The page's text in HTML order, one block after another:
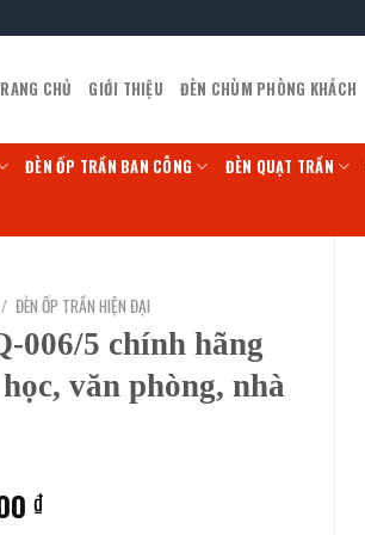
CHỦ GIỚI THIỆU ĐÈN CHÙM PHÒNG KHÁCH
ĐÈN ỐP TRẦN BAN CÔNG ĐÈN QUẠT TRẦN
/ ĐÈN ỐP TRẦN HIỆN ĐẠI
006/5 chính hãng
văn phòng, nhà
₫Giá